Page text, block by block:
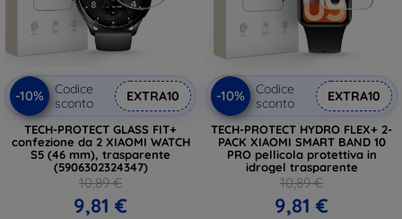
-10%
Codice
sconto
EXTRA10
TECH-PROTECT GLASS FIT+
confezione da 2 XIAOMI WATCH
S5 (46 mm), trasparente
(5906302324347)
10,89 €
9,81 €
-10%
Codice
sconto
EXTRA10
TECH-PROTECT HYDRO FLEX+ 2-
PACK XIAOMI SMART BAND 10
PRO pellicola protettiva in
idrogel trasparente
10,89 €
9,81 €